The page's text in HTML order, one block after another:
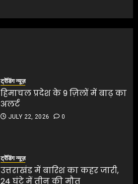
ट्रेंडिंग न्यूज़
हिमाचल प्रदेश के 9 ज़िलों में बाढ़ का
अलर्ट
JULY 22, 2026 0
ट्रेंडिंग न्यूज़
उत्तराखंड में बारिश का कहर जारी,
24 घंटे में तीन की मौत